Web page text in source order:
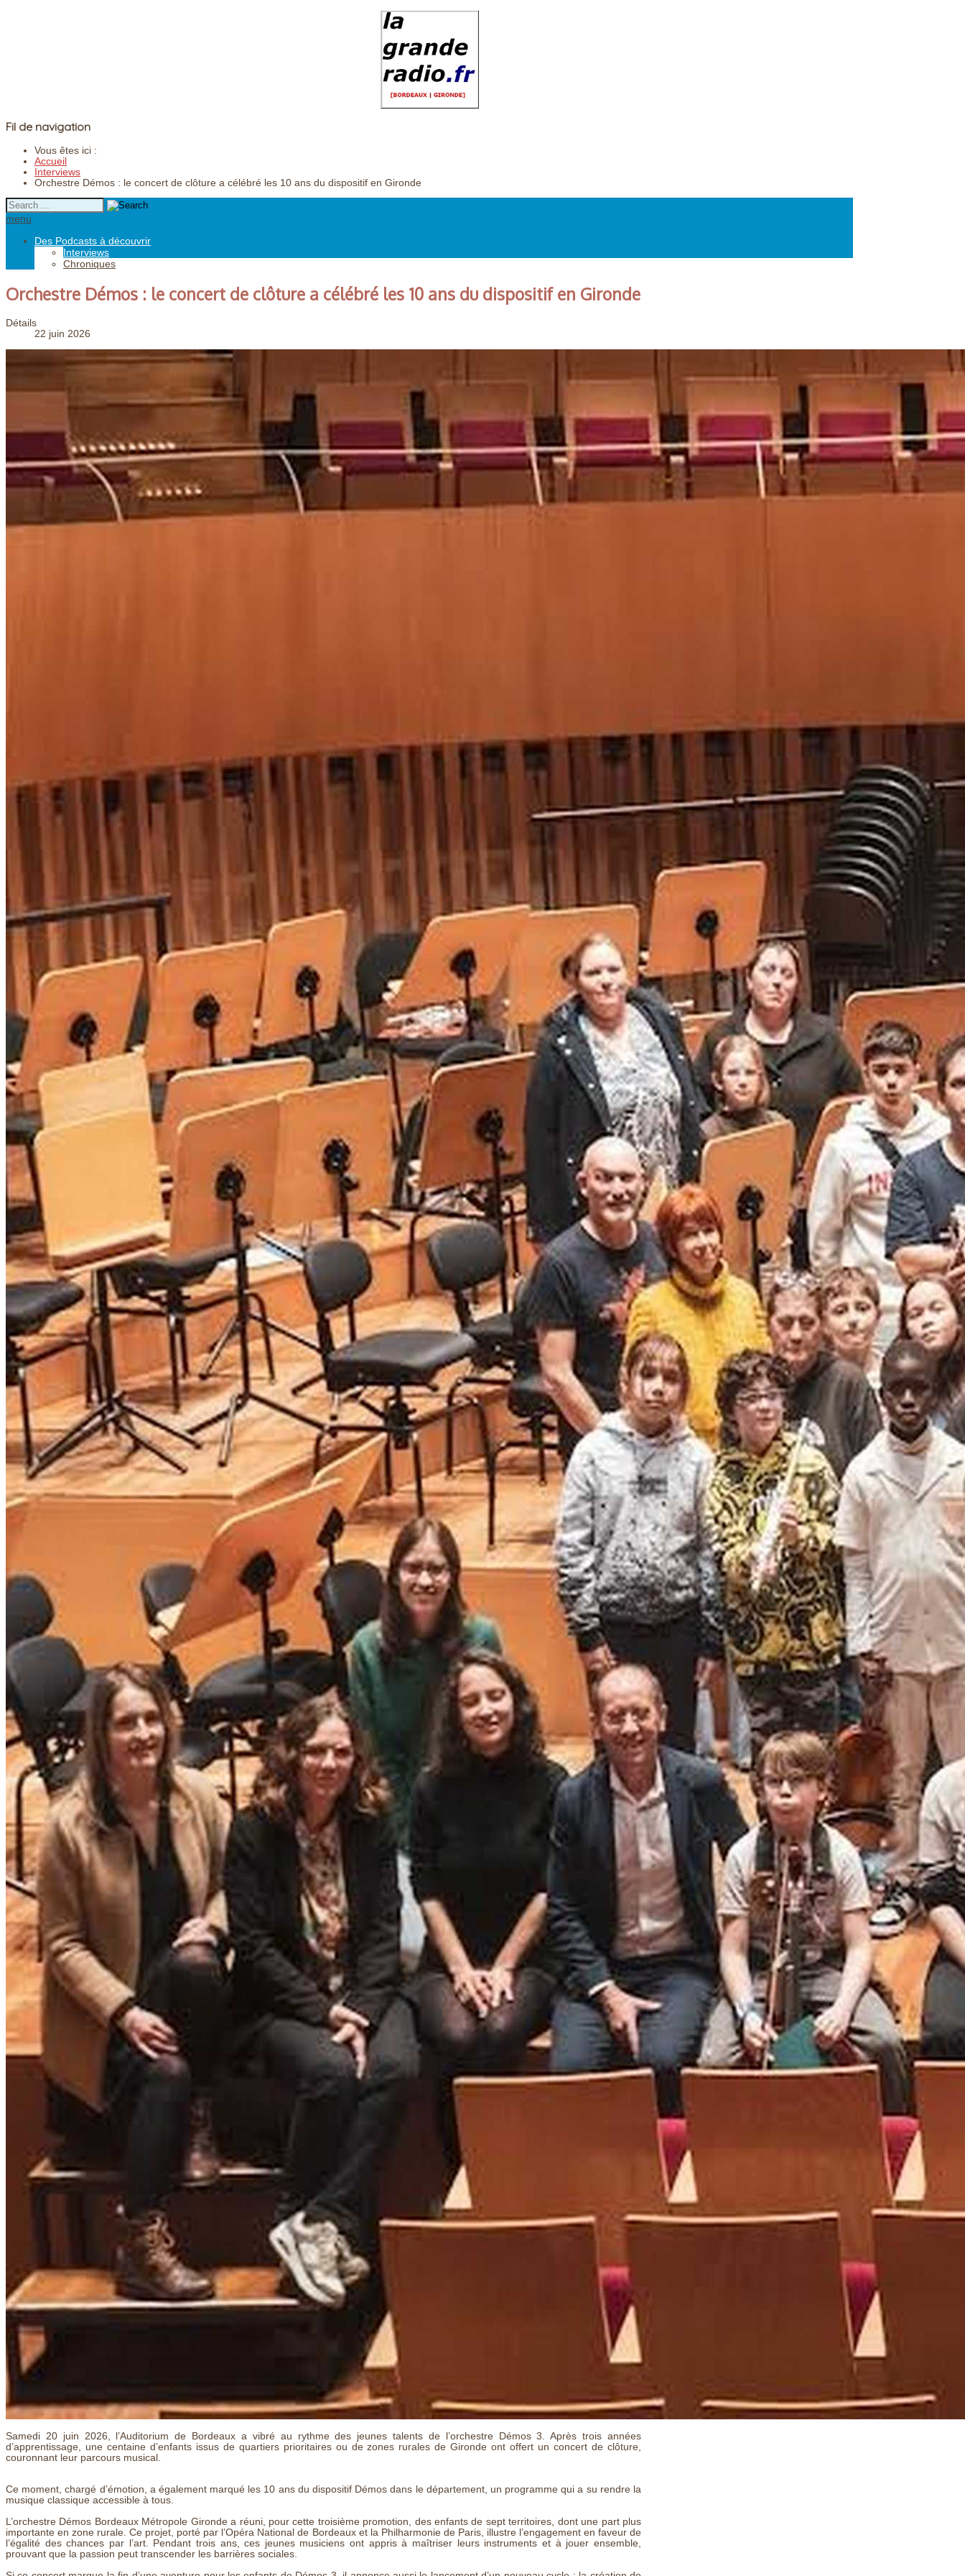
Fil de navigation
Vous êtes ici :
Accueil
Interviews
Orchestre Démos : le concert de clôture a célébré les 10 ans du dispositif en Gironde
menu
Des Podcasts à découvrir
Interviews
Chroniques
Orchestre Démos : le concert de clôture a célébré les 10 ans du dispositif en Gironde
Détails
22 juin 2026
Samedi 20 juin 2026, l’Auditorium de Bordeaux a vibré au rythme des jeunes talents de l’orchestre Démos 3. Après trois années
d’apprentissage, une centaine d’enfants issus de quartiers prioritaires ou de zones rurales de Gironde ont offert un concert de clôture,
couronnant leur parcours musical.
Ce moment, chargé d’émotion, a également marqué les 10 ans du dispositif Démos dans le département, un programme qui a su rendre la
musique classique accessible à tous.
L’orchestre Démos Bordeaux Métropole Gironde a réuni, pour cette troisième promotion, des enfants de sept territoires, dont une part plus
importante en zone rurale. Ce projet, porté par l’Opéra National de Bordeaux et la Philharmonie de Paris, illustre l’engagement en faveur de
l’égalité des chances par l’art. Pendant trois ans, ces jeunes musiciens ont appris à maîtriser leurs instruments et à jouer ensemble,
prouvant que la passion peut transcender les barrières sociales.